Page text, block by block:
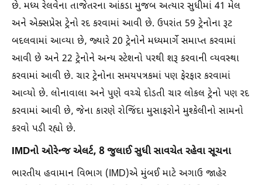
છે. મધ્ય રેલવેના તાજેતરના આંકડા મુજબ અત્યાર સુધીમાં 41 મેલ
અને એક્સપ્રેસ ટ્રેનો રદ કરવામાં આવી છે. ઉપરાંત 59 ટ્રેનોના રૂટ
બદલવામાં આવ્યા છે, જ્યારે 20 ટ્રેનોને મધ્યમાર્ગે સમાપ્ત કરવામાં
આવી છે અને 22 ટ્રેનોને અન્ય સ્ટેશનો પરથી શરૂ કરવાની વ્યવસ્થા
કરવામાં આવી છે. ચાર ટ્રેનોના સમયપત્રકમાં પણ ફેરફાર કરવામાં
આવ્યો છે. લોનાવાલા અને પુણે વચ્ચે દોડતી ચાર લોકલ ટ્રેનો પણ રદ
કરવામાં આવી છે, જેના કારણે રોજિંદા મુસાફરોને મુશ્કેલીનો સામનો
કરવો પડી રહ્યો છે.
IMDનો ઓરેન્જ એલર્ટ, 8 જુલાઈ સુધી સાવચેત રહેવા સૂચના
ભારતીય હવામાન વિભાગ (IMD)એ મુંબઈ માટે અગાઉ જાહેર